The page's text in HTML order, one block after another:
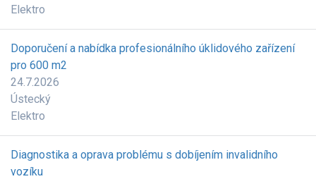
Elektro
Doporučení a nabídka profesionálního úklidového zařízení
pro 600 m2
24.7.2026
Ústecký
Elektro
Diagnostika a oprava problému s dobíjením invalidního
vozíku